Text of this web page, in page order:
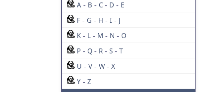
A - B - C - D - E
F - G - H - I - J
K - L - M - N - O
P - Q - R - S - T
U - V - W - X
Y - Z